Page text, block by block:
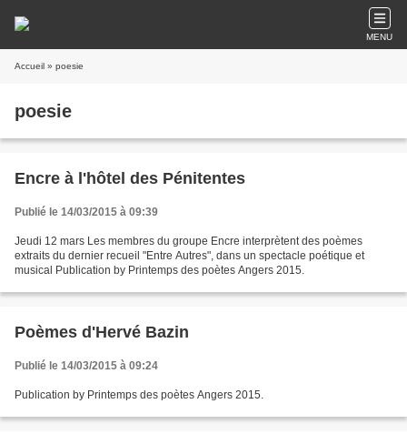
MENU
Accueil » poesie
poesie
Encre à l'hôtel des Pénitentes
Publié le 14/03/2015 à 09:39
Jeudi 12 mars Les membres du groupe Encre interprètent des poèmes
extraits du dernier recueil "Entre Autres", dans un spectacle poétique et
musical Publication by Printemps des poètes Angers 2015.
Poèmes d'Hervé Bazin
Publié le 14/03/2015 à 09:24
Publication by Printemps des poètes Angers 2015.